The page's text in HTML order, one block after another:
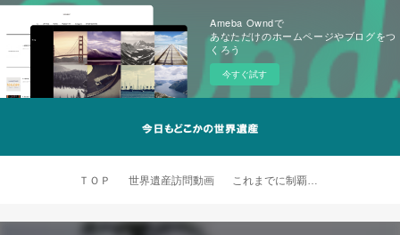
Ameba Owndで
あなただけのホームページやブログをつ
くろう
今すぐ試す
ＴＯＰ 世界遺産訪問動画 これまでに制覇した世界遺産